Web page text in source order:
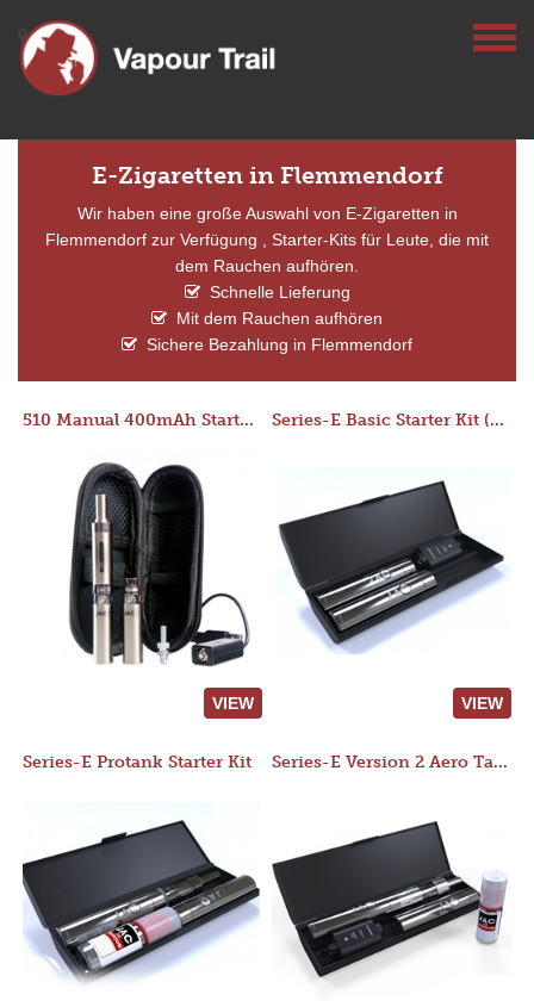
E-Zigaretten in Flemmendorf
Wir haben eine große Auswahl von E-Zigaretten in
Flemmendorf zur Verfügung , Starter-Kits für Leute, die mit
dem Rauchen aufhören.
Schnelle Lieferung
Mit dem Rauchen aufhören
Sichere Bezahlung in Flemmendorf
510 Manual 400mAh Starter Kit
VIEW
Series-E Basic Starter Kit (No Tank)
VIEW
Series-E Protank Starter Kit Series-E Version 2 Aero Tank Starter Kit